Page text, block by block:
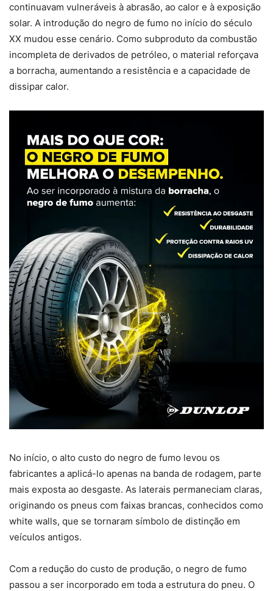
continuavam vulneráveis à abrasão, ao calor e à exposição
solar. A introdução do negro de fumo no início do século
XX mudou esse cenário. Como subproduto da combustão
incompleta de derivados de petróleo, o material reforçava
a borracha, aumentando a resistência e a capacidade de
dissipar calor.
No início, o alto custo do negro de fumo levou os
fabricantes a aplicá-lo apenas na banda de rodagem, parte
mais exposta ao desgaste. As laterais permaneciam claras,
originando os pneus com faixas brancas, conhecidos como
white walls, que se tornaram símbolo de distinção em
veículos antigos.
Com a redução do custo de produção, o negro de fumo
passou a ser incorporado em toda a estrutura do pneu. O